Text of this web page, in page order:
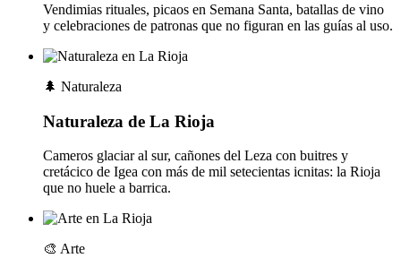
Vendimias rituales, picaos en Semana Santa, batallas de vino
y celebraciones de patronas que no figuran en las guías al uso.
🌲 Naturaleza
Naturaleza de La Rioja
Cameros glaciar al sur, cañones del Leza con buitres y
cretácico de Igea con más de mil setecientas icnitas: la Rioja
que no huele a barrica.
🎨 Arte